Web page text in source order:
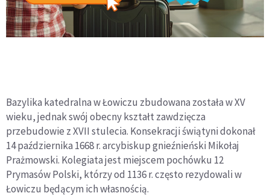
Bazylika katedralna w Łowiczu zbudowana została w XV
wieku, jednak swój obecny kształt zawdzięcza
przebudowie z XVII stulecia. Konsekracji świątyni dokonał
14 października 1668 r. arcybiskup gnieźnieński Mikołaj
Prażmowski. Kolegiata jest miejscem pochówku 12
Prymasów Polski, którzy od 1136 r. często rezydowali w
Łowiczu będącym ich własnością.